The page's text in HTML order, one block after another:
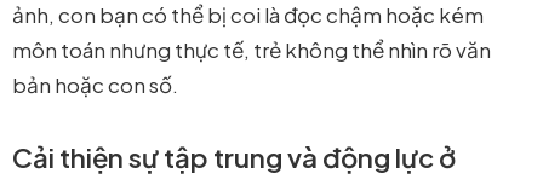
ảnh, con bạn có thể bị coi là đọc chậm hoặc kém
môn toán nhưng thực tế, trẻ không thể nhìn rõ văn
bản hoặc con số.
Cải thiện sự tập trung và động lực ở